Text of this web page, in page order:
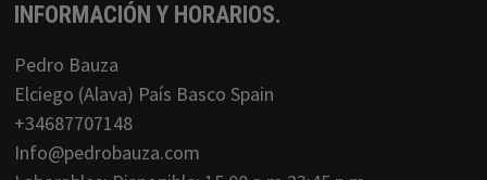
INFORMACIÓN Y HORARIOS.
Pedro Bauza
Elciego (Alava) País Basco Spain
+34687707148
Info@pedrobauza.com